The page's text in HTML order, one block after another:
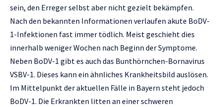
sein, den Erreger selbst aber nicht gezielt bekämpfen.
Nach den bekannten Informationen verlaufen akute BoDV-
1-Infektionen fast immer tödlich. Meist geschieht dies
innerhalb weniger Wochen nach Beginn der Symptome.
Neben BoDV-1 gibt es auch das Bunthörnchen-Bornavirus
VSBV-1. Dieses kann ein ähnliches Krankheitsbild auslösen.
Im Mittelpunkt der aktuellen Fälle in Bayern steht jedoch
BoDV-1. Die Erkrankten litten an einer schweren